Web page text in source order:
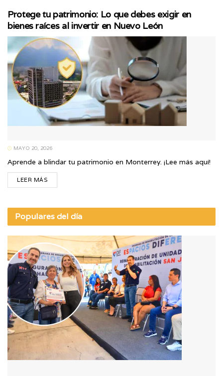
Protege tu patrimonio: Lo que debes exigir en
bienes raíces al invertir en Nuevo León
MAYO 20, 2026
Aprende a blindar tu patrimonio en Monterrey. ¡Lee más aquí!
LEER MÁS
Populares del día